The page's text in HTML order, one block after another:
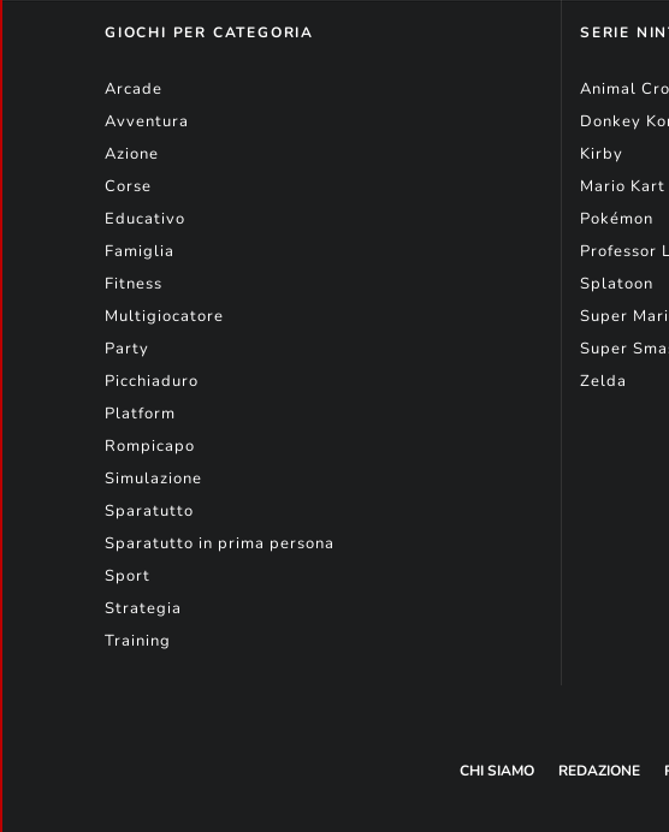
GIOCHI PER CATEGORIA
Arcade
Avventura
Azione
Corse
Educativo
Famiglia
Fitness
Multigiocatore
Party
Picchiaduro
Platform
Rompicapo
Simulazione
Sparatutto
Sparatutto in prima persona
Sport
Strategia
Training
SERIE
Animal
Donkey
Kirby
Mario Kart
Pokémon
Professor
Splatoon
Super
Super
Zelda
CHI SIAMO REDAZIONE